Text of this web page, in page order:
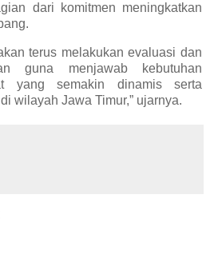
dari komitmen meningkatkan
terus melakukan evaluasi dan
guna menjawab kebutuhan
yang semakin dinamis serta
wilayah Jawa Timur,” ujarnya.